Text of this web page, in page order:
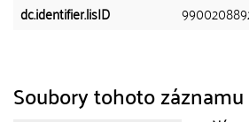
dc.identifier.lisID
Soubory tohoto záznamu